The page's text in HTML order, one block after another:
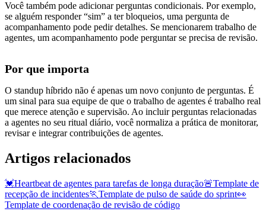
Você também pode adicionar perguntas condicionais. Por exemplo,
se alguém responder “sim” a ter bloqueios, uma pergunta de
acompanhamento pode pedir detalhes. Se mencionarem trabalho de
agentes, um acompanhamento pode perguntar se precisa de revisão.
Por que importa
O standup híbrido não é apenas um novo conjunto de perguntas. É
um sinal para sua equipe de que o trabalho de agentes é trabalho real
que merece atenção e supervisão. Ao incluir perguntas relacionadas
a agentes no seu ritual diário, você normaliza a prática de monitorar,
revisar e integrar contribuições de agentes.
Artigos relacionados
💓Heartbeat de agentes para tarefas de longa duração🚨Template de
recepção de incidentes🏃Template de pulso de saúde do sprint👀
Template de coordenação de revisão de código